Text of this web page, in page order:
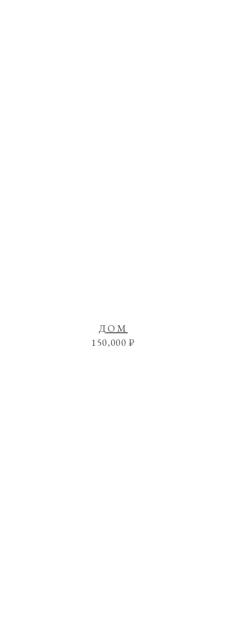
ДОМ
150,000₽